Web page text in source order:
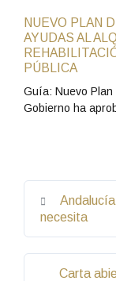
NUEVO PLAN
AYUDAS AL
PÚBLICA
Guía: Nuevo Plan
Gobierno ha
necesita
Carta